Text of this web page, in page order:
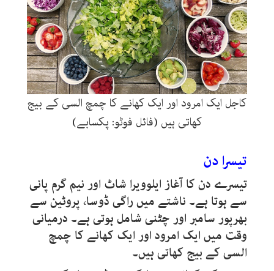
کاجل ایک امرود اور ایک کھانے کا چمچ السی کے بیج
کھاتی ہیں (فائل فوٹو: پکسابے)
تیسرا دن
تیسرے دن کا آغاز ایلوویرا شاٹ اور نیم گرم پانی
سے ہوتا ہے۔ ناشتے میں راگی ڈوسا، پروٹین سے
بھرپور سامبر اور چٹنی شامل ہوتی ہے۔ درمیانی
وقت میں ایک امرود اور ایک کھانے کا چمچ
السی کے بیج کھاتی ہیں۔